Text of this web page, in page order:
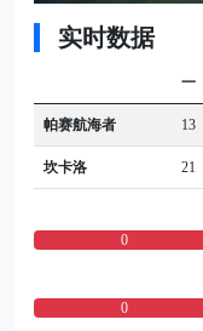
实时数据
一
帕赛航海者 13
坎卡洛 21
0
0